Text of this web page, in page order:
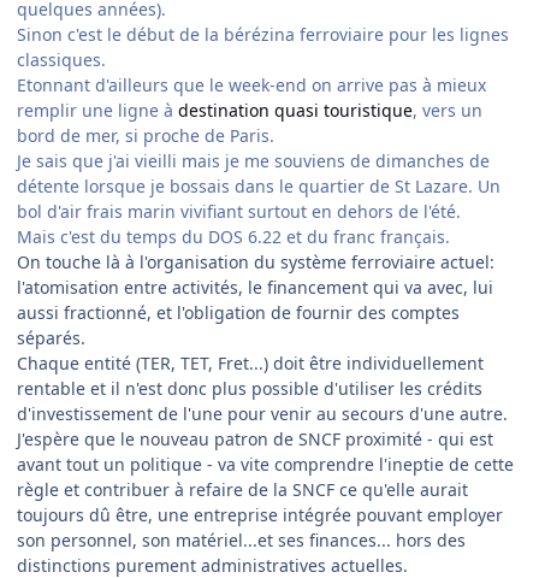
quelques années).
Sinon c'est le début de la bérézina ferroviaire pour les lignes
classiques.
Etonnant d'ailleurs que le week-end on arrive pas à mieux
remplir une ligne à destination quasi touristique, vers un
bord de mer, si proche de Paris.
Je sais que j'ai vieilli mais je me souviens de dimanches de
détente lorsque je bossais dans le quartier de St Lazare. Un
bol d'air frais marin vivifiant surtout en dehors de l'été.
Mais c'est du temps du DOS 6.22 et du franc français.
On touche là à l'organisation du système ferroviaire actuel:
l'atomisation entre activités, le financement qui va avec, lui
aussi fractionné, et l'obligation de fournir des comptes
séparés.
Chaque entité (TER, TET, Fret...) doit être individuellement
rentable et il n'est donc plus possible d'utiliser les crédits
d'investissement de l'une pour venir au secours d'une autre.
J'espère que le nouveau patron de SNCF proximité - qui est
avant tout un politique - va vite comprendre l'ineptie de cette
règle et contribuer à refaire de la SNCF ce qu'elle aurait
toujours dû être, une entreprise intégrée pouvant employer
son personnel, son matériel...et ses finances... hors des
distinctions purement administratives actuelles.